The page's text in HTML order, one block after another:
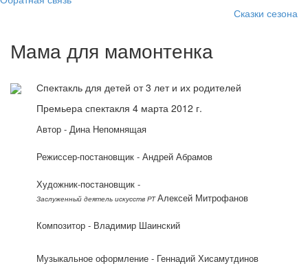
Сказки сезона
Мама для мамонтенка
Спектакль для детей от 3 лет и их родителей
Премьера спектакля 4 марта 2012 г.
Автор - Дина Непомнящая
Режиссер-постановщик - Андрей Абрамов
Художник-постановщик -
Заслуженный деятель искусств РТАлексей Митрофанов
Композитор - Владимир Шаинский
Музыкальное оформление - Геннадий Хисамутдинов